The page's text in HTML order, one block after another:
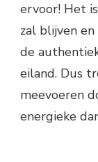
ervoor! Het
zal blijven
de
eiland. Dus
meevoeren
energieke